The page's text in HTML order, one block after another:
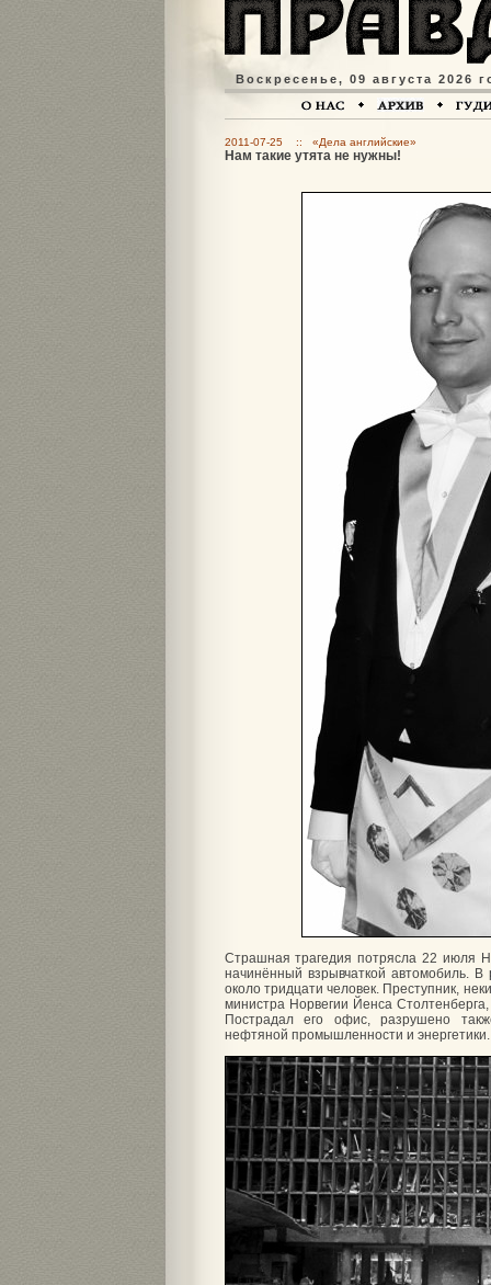
Воскресенье, 09 августа 2026
2011-07-25 :: «Дела английские»
Нам такие утята не нужны!
Страшная трагедия потрясла 22 июля
начинённый взрывчаткой автомобиль. В
около тридцати человек. Преступник,
министра Норвегии Йенса
Пострадал его офис, разрушено
нефтяной промышленности и энергетики.